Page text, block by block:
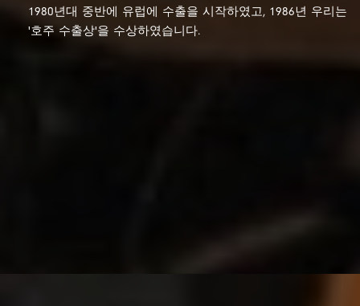
1980년대 중반에 유럽에 수출을 시작하였고, 1986년 우리는
'호주 수출상'을 수상하였습니다.